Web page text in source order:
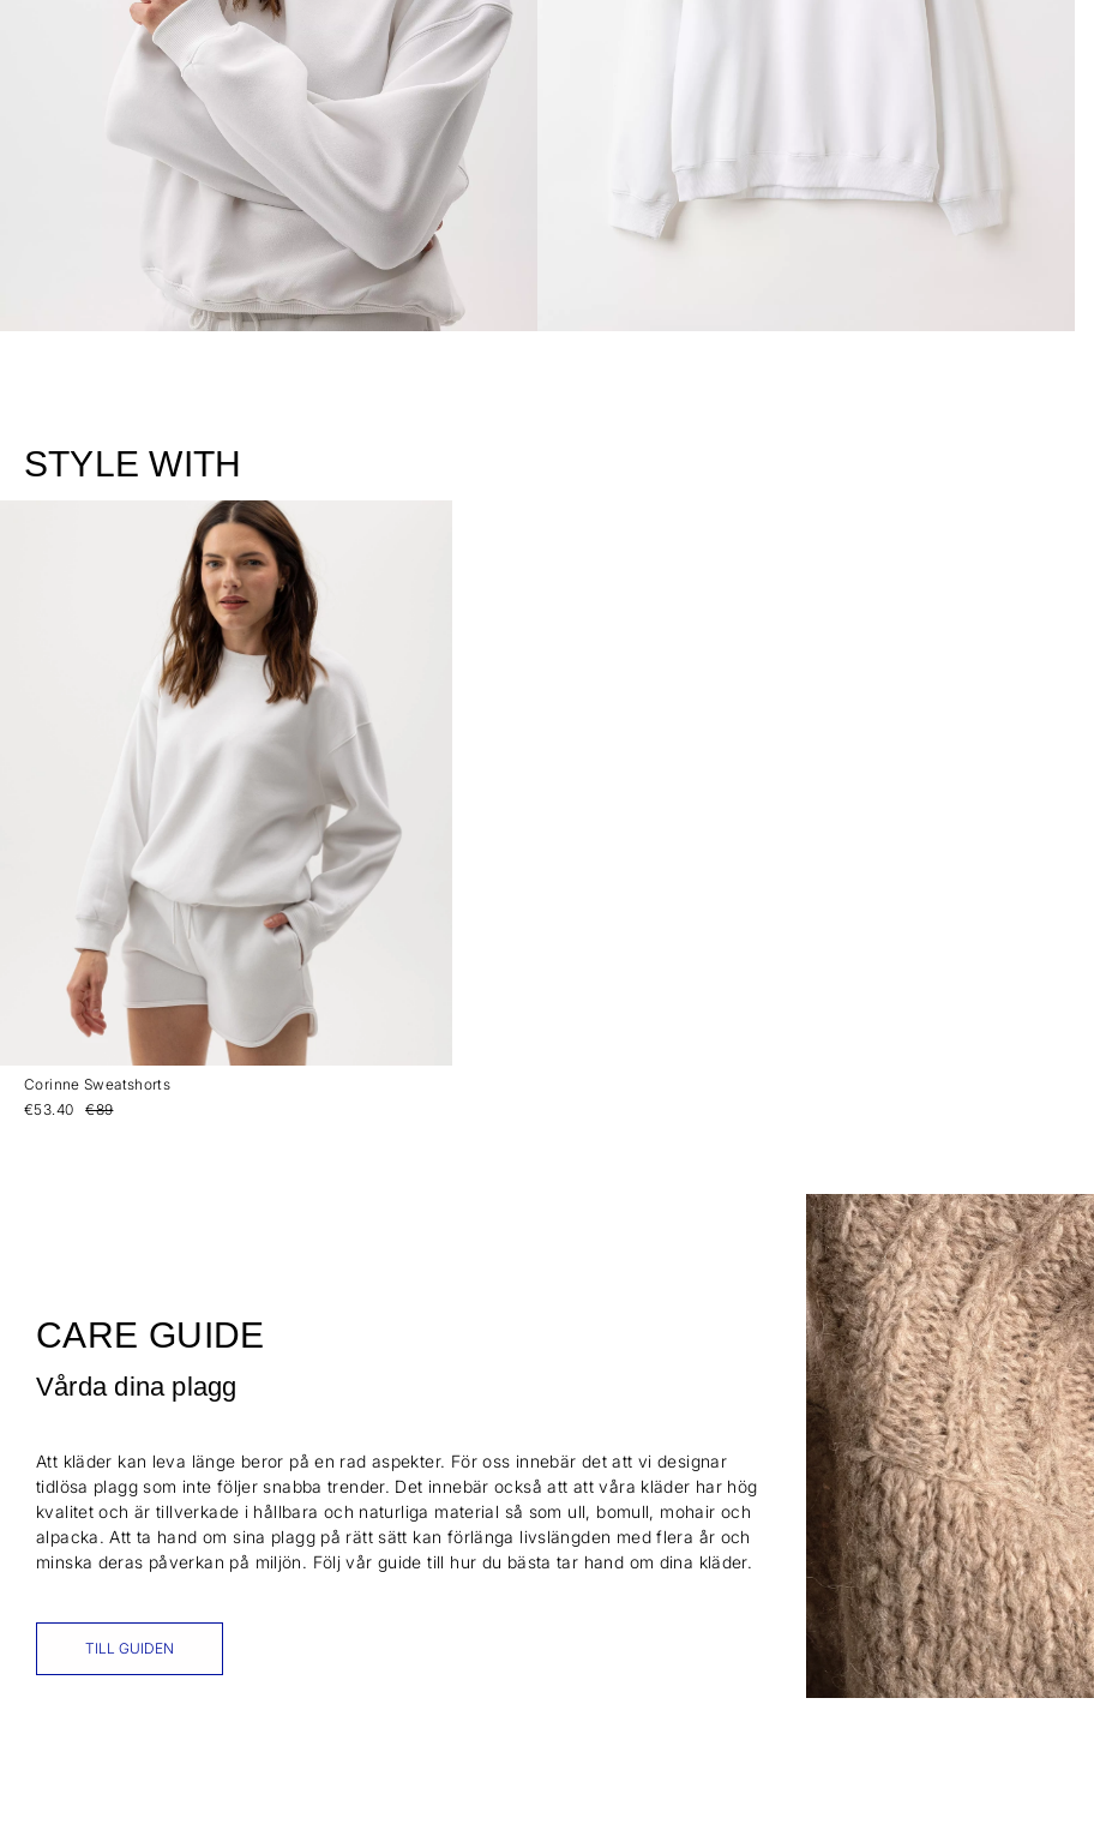
STYLE WITH
Corinne Sweatshorts
€53.40
€89
CARE GUIDE
Vårda dina plagg
Att kläder kan leva länge beror på en rad aspekter. För oss innebär det att vi designar
tidlösa plagg som inte följer snabba trender. Det innebär också att att våra kläder har hög
kvalitet och är tillverkade i hållbara och naturliga material så som ull, bomull, mohair och
alpacka. Att ta hand om sina plagg på rätt sätt kan förlänga livslängden med flera år och
minska deras påverkan på miljön. Följ vår guide till hur du bästa tar hand om dina kläder.
TILL GUIDEN